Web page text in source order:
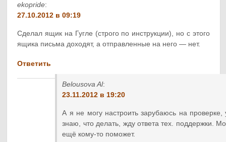
ekopride:
27.10.2012 в 09:19
Сделал ящик на Гугле (строго по инструкции), но с этого
ящика письма доходят, а отправленные на него — нет.
Ответить
Belousova Al:
23.11.2012 в 19:20
А я не могу настроить зарубаюсь на
знаю, что делать, жду ответа тех. поддержки.
ещё кому-то поможет.